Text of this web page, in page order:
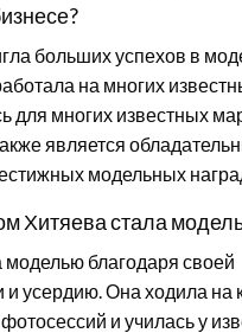
больших успехов в
на многих
для многих известных
является
модельных
Хитяева стала
моделью благодаря своей
и усердию. Она ходила на
и училась у